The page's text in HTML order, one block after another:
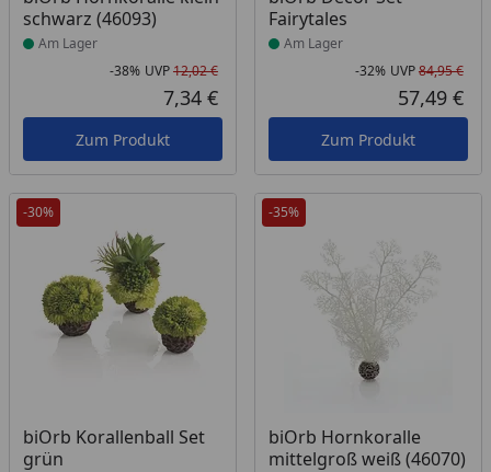
schwarz (46093)
Am Lager
Rabatt in Prozent
-38%
Ursprünglicher Preis
UVP12,02 €
Aktueller Preis
7,34 €
Zum Produkt
Fairytales
Am Lager
-32% UVP84,95 €
57,49 €
Zum Produkt
-30%
biOrb Korallenball Set
grün
Produkt am Lager
-35%
biOrb Hornkoralle
mittelgroß weiß (46070)
Produkt am Lager